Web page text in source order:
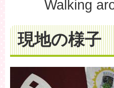
Walking
現地の様子